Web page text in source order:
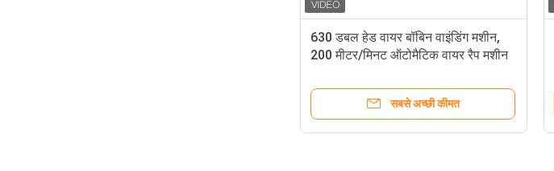
630 डबल हेड वायर बॉबिन वाइंडिंग मशीन,
200 मीटर/मिनट ऑटोमैटिक वायर रैप मशीन
सबसे अच्छी कीमत